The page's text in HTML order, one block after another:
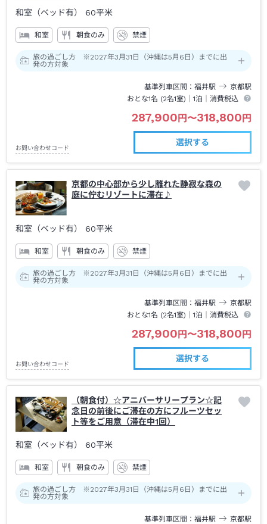
和室（ベッド有） 60平米
和室 朝食のみ 禁煙
旅の過ごし方 ※2027年3月31日（沖縄は5月6日）までに出
発の方対象
基準列車区間 福井駅 京都駅
おとな1名 (2名1室)｜1泊 ｜消費税込
287,900円〜318,800円
お問い合わせコード
選択する
京都の中心部から少し離れた静寂な森の
庭に佇むリゾートに滞在♪
和室（ベッド有） 60平米
和室 朝食のみ 禁煙
旅の過ごし方 ※2027年3月31日（沖縄は5月6日）までに出
発の方対象
基準列車区間 福井駅 京都駅
おとな1名 (2名1室)｜1泊 ｜消費税込
287,900円〜318,800円
お問い合わせコード
選択する
（朝食付）☆アニバーサリープラン☆記
念日の前後にご滞在の方にフルーツセッ
ト等をご用意（滞在中1回）
和室（ベッド有） 60平米
和室 朝食のみ 禁煙
旅の過ごし方 ※2027年3月31日（沖縄は5月6日）までに出
発の方対象
基準列車区間 福井駅 京都駅